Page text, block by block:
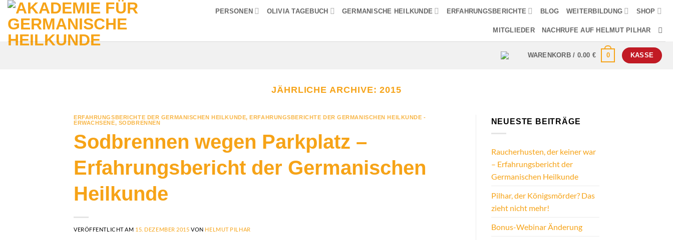
Zum
Inhalt
springen
PERSONEN OLIVIA TAGEBUCH GERMANISCHE HEILKUNDE ERFAHRUNGSBERICHTE BLOG WEITERBILDUNG SHOP
MITGLIEDER NACHRUFE AUF HELMUT PILHAR
WARENKORB / 0.00 € 0 KASSE
JÄHRLICHE ARCHIVE:2015
ERFAHRUNGSBERICHTE DER GERMANISCHEN HEILKUNDE,ERFAHRUNGSBERICHTE DER GERMANISCHEN HEILKUNDE -
ERWACHSENE, SODBRENNEN
Sodbrennen wegen Parkplatz –
Erfahrungsbericht der Germanischen
Heilkunde
VERÖFFENTLICHT AM 15. DEZEMBER 2015 VON HELMUT PILHAR
NEUESTE BEITRÄGE
Raucherhusten, der keiner war
– Erfahrungsbericht der
Germanischen Heilkunde
Pilhar, der Königsmörder? Das
zieht nicht mehr!
Bonus-Webinar Änderung